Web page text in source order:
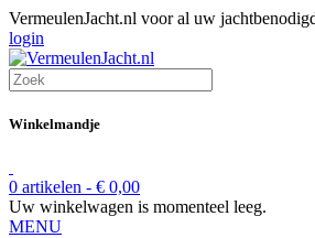
VermeulenJacht.nl voor al uw
login
Winkelmandje
0 artikelen - € 0,00
Uw winkelwagen is momenteel leeg.
MENU